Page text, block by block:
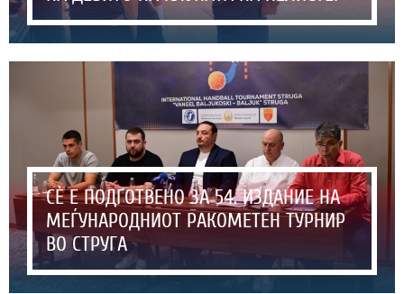
СЀ Е ПОДГОТВЕНО ЗА 54. ИЗДАНИЕ НА
МЕЃУНАРОДНИОТ РАКОМЕТЕН ТУРНИР
ВО СТРУГА